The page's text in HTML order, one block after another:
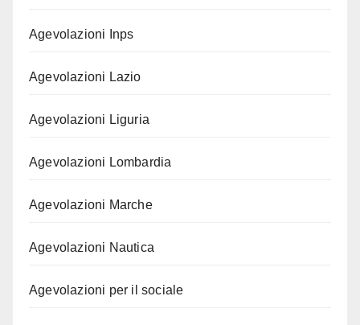
Agevolazioni Inps
Agevolazioni Lazio
Agevolazioni Liguria
Agevolazioni Lombardia
Agevolazioni Marche
Agevolazioni Nautica
Agevolazioni per il sociale